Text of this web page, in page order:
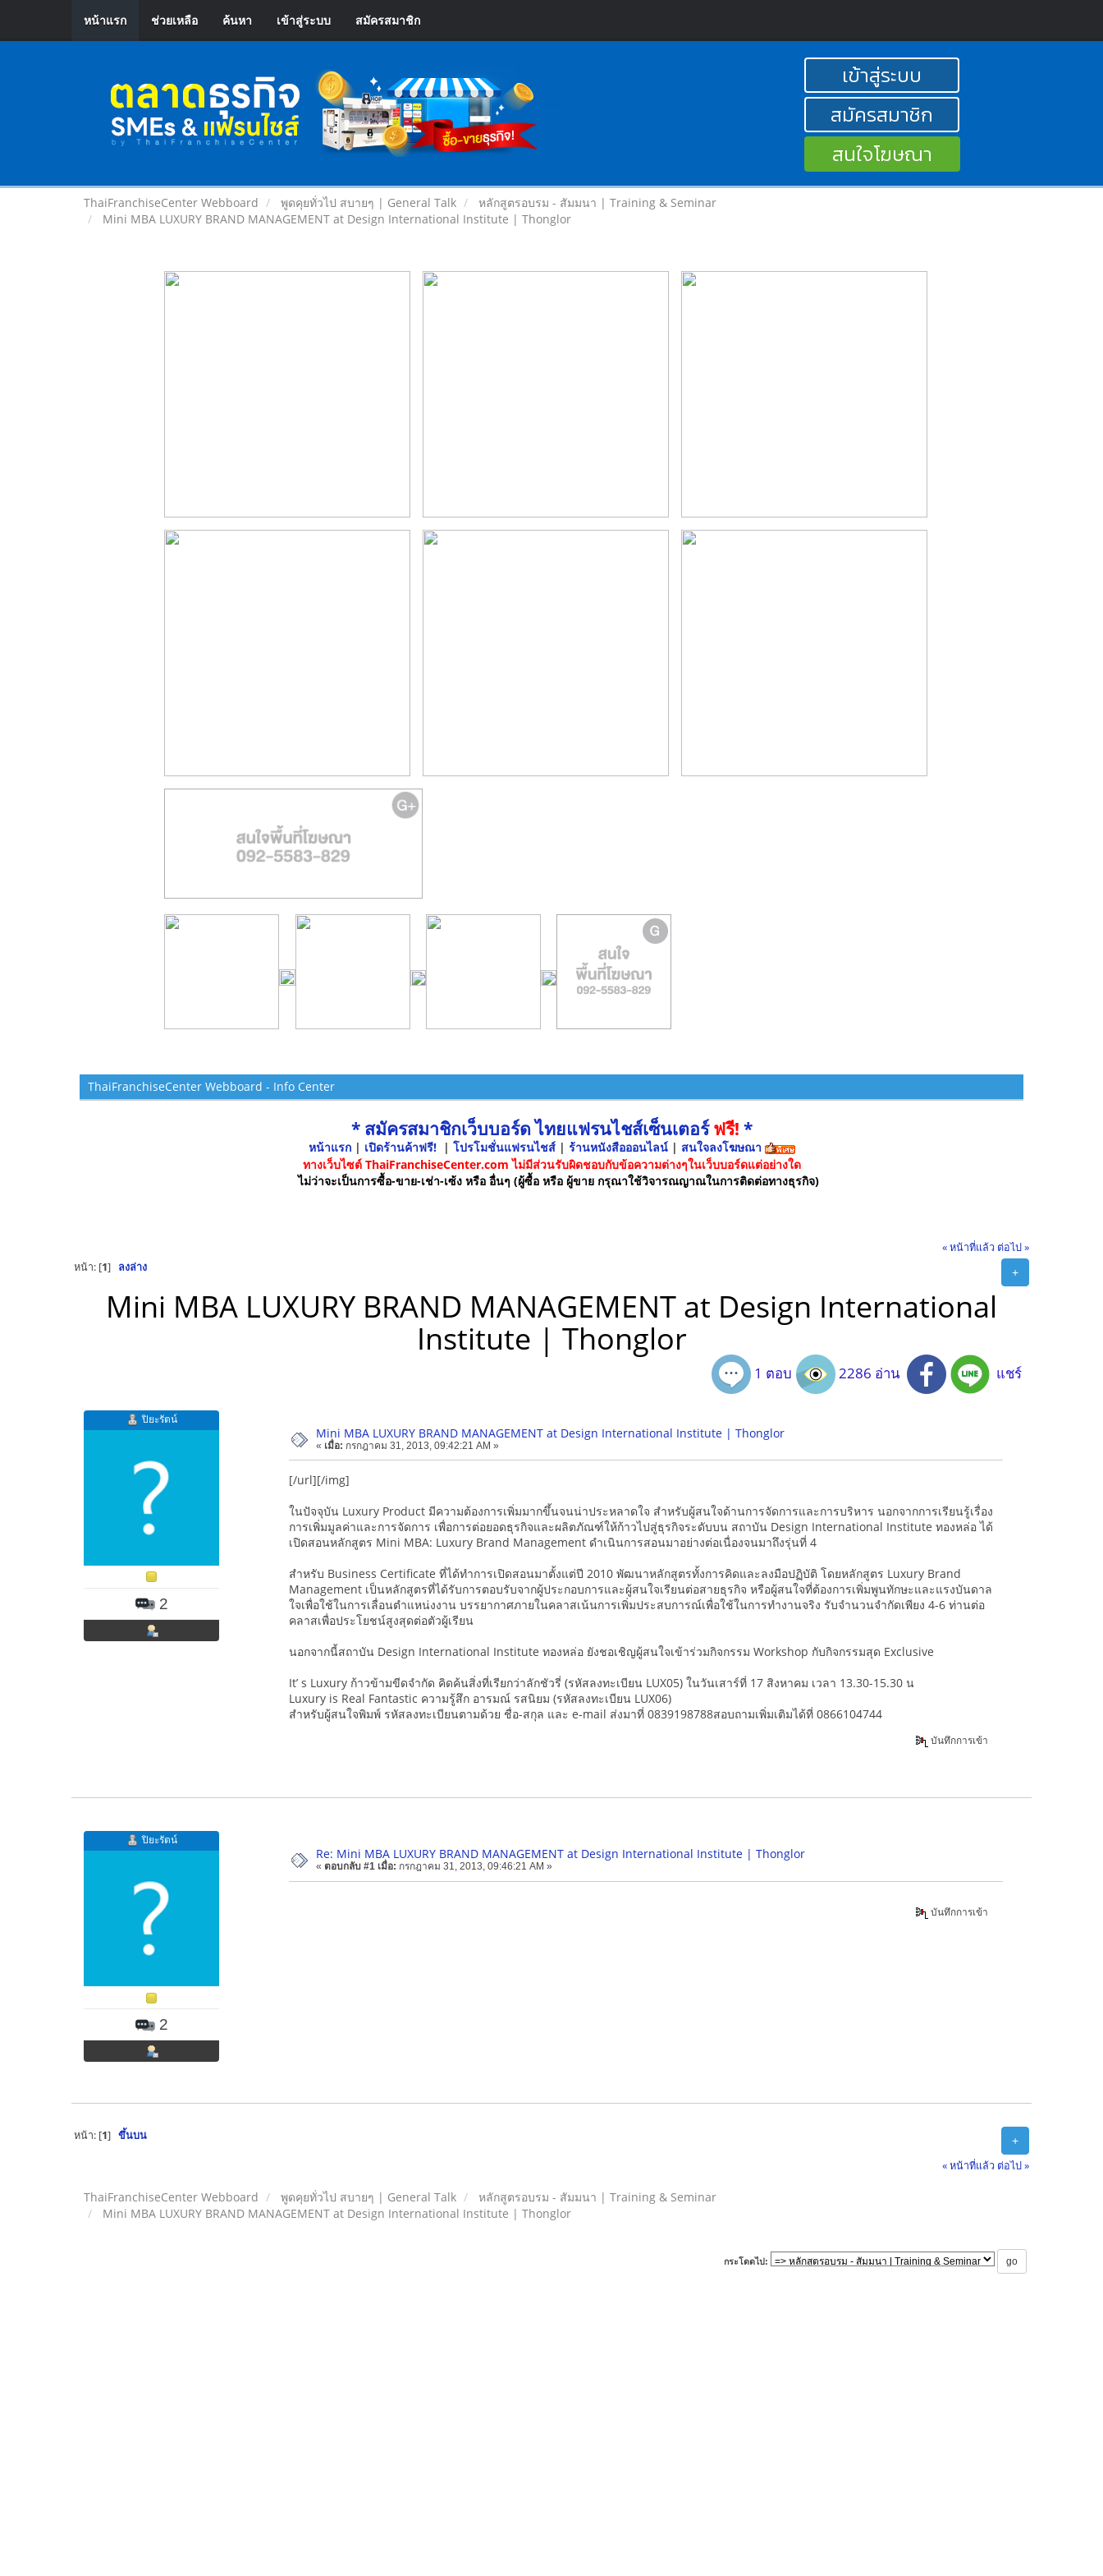
หน้าแรก ช่วยเหลือ ค้นหา เข้าสู่ระบบ สมัครสมาชิก
เข้าสู่ระบบ
สมัครสมาชิก
สนใจโฆษณา
ThaiFranchiseCenter Webboard พูดคุยทั่วไป สบายๆ | General Talk
หลักสูตรอบรม - สัมมนา | Training & Seminar
Mini MBA LUXURY BRAND MANAGEMENT at Design International Institute | Thonglor
ThaiFranchiseCenter Webboard - Info Center
* สมัครสมาชิกเว็บบอร์ด ไทยแฟรนไชส์เซ็นเตอร์ฟรี! *
หน้าแรก| เปิดร้านค้าฟรี! | โปรโมชั่นแฟรนไชส์ | ร้านหนังสือออนไลน์ | สนใจลงโฆษณา
ทางเว็บไซต์ ThaiFranchiseCenter.com ไม่มีส่วนรับผิดชอบกับข้อความต่างๆในเว็บบอร์ดแต่อย่างใด
ไม่ว่าจะเป็นการซื้อ-ขาย-เช่า-เซ้ง หรือ อื่นๆ (ผู้ซื้อ หรือ ผู้ขาย กรุณาใช้วิจารณญาณในการติดต่อทางธุรกิจ)
« หน้าที่แล้ว ต่อไป »
+
หน้า: [1] ลงล่าง
Mini MBA LUXURY BRAND MANAGEMENT at Design International
Institute | Thonglor
1 ตอบ 2286 อ่าน แชร์
ปิยะรัตน์
2
Mini MBA LUXURY BRAND MANAGEMENT at Design International Institute | Thonglor
« เมื่อ: กรกฎาคม 31, 2013, 09:42:21 AM »
[/url][/img]
ในปัจจุบัน Luxury Product มีความต้องการเพิ่มมากขึ้นจนน่าประหลาดใจ สำหรับผู้สนใจด้านการจัดการและการบริหาร นอกจากการเรียนรู้เรื่อง
การเพิ่มมูลค่าและการจัดการ เพื่อการต่อยอดธุรกิจและผลิตภัณฑ์ให้ก้าวไปสู่ธุรกิจระดับบน สถาบัน Design International Institute ทองหล่อ ได้
เปิดสอนหลักสูตร Mini MBA: Luxury Brand Management ดำเนินการสอนมาอย่างต่อเนื่องจนมาถึงรุ่นที่ 4
สำหรับ Business Certificate ที่ได้ทำการเปิดสอนมาตั้งแต่ปี 2010 พัฒนาหลักสูตรทั้งการคิดและลงมือปฏิบัติ โดยหลักสูตร Luxury Brand
Management เป็นหลักสูตรที่ได้รับการตอบรับจากผู้ประกอบการและผู้สนใจเรียนต่อสายธุรกิจ หรือผู้สนใจที่ต้องการเพิ่มพูนทักษะและแรงบันดาล
ใจเพื่อใช้ในการเลื่อนตำแหน่งงาน บรรยากาศภายในคลาสเน้นการเพิ่มประสบการณ์เพื่อใช้ในการทำงานจริง รับจำนวนจำกัดเพียง 4-6 ท่านต่อ
คลาสเพื่อประโยชน์สูงสุดต่อตัวผู้เรียน
นอกจากนี้สถาบัน Design International Institute ทองหล่อ ยังชอเชิญผู้สนใจเข้าร่วมกิจกรรม Workshop กับกิจกรรมสุด Exclusive
It’ s Luxury ก้าวข้ามขีดจำกัด คิดค้นสิ่งที่เรียกว่าลักชัวรี่ (รหัสลงทะเบียน LUX05) ในวันเสาร์ที่ 17 สิงหาคม เวลา 13.30-15.30 น
Luxury is Real Fantastic ความรู้สึก อารมณ์ รสนิยม (รหัสลงทะเบียน LUX06)
สำหรับผู้สนใจพิมพ์ รหัสลงทะเบียนตามด้วย ชื่อ-สกุล และ e-mail ส่งมาที่ 0839198788สอบถามเพิ่มเติมได้ที่ 0866104744
บันทึกการเข้า
ปิยะรัตน์
2
Re: Mini MBA LUXURY BRAND MANAGEMENT at Design International Institute | Thonglor
« ตอบกลับ #1 เมื่อ: กรกฎาคม 31, 2013, 09:46:21 AM »
บันทึกการเข้า
+
หน้า: [1] ขึ้นบน
« หน้าที่แล้ว ต่อไป »
ThaiFranchiseCenter Webboard พูดคุยทั่วไป สบายๆ | General Talk
หลักสูตรอบรม - สัมมนา | Training & Seminar
Mini MBA LUXURY BRAND MANAGEMENT at Design International Institute | Thonglor
กระโดดไป: